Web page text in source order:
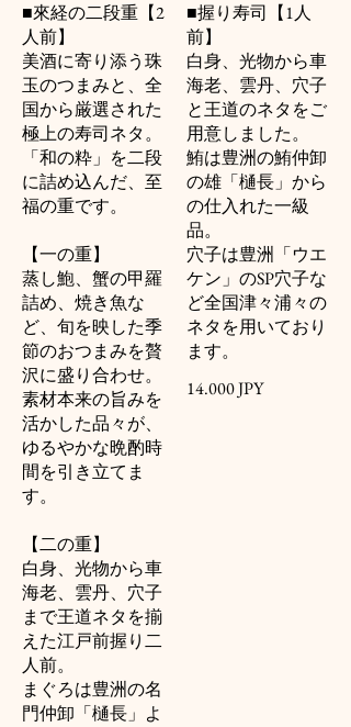
■來経の二段重【2
人前】
美酒に寄り添う珠
玉のつまみと、全
国から厳選された
極上の寿司ネタ。
「和の粋」を二段
に詰め込んだ、至
福の重です。
【一の重】
蒸し鮑、蟹の甲羅
詰め、焼き魚な
ど、旬を映した季
節のおつまみを贅
沢に盛り合わせ。
素材本来の旨みを
活かした品々が、
ゆるやかな晩酌時
間を引き立てま
す。
【二の重】
白身、光物から車
海老、雲丹、穴子
まで王道ネタを揃
えた江戸前握り二
人前。
まぐろは豊洲の名
門仲卸「樋長」よ
■握り寿司【1人
前】
白身、光物から車
海老、雲丹、穴子
と王道のネタをご
用意しました。
鮪は豊洲の鮪仲卸
の雄「樋長」から
の仕入れた一級
品。
穴子は豊洲「ウエ
ケン」のSP穴子な
ど全国津々浦々の
ネタを用いており
ます。
14.000 JPY